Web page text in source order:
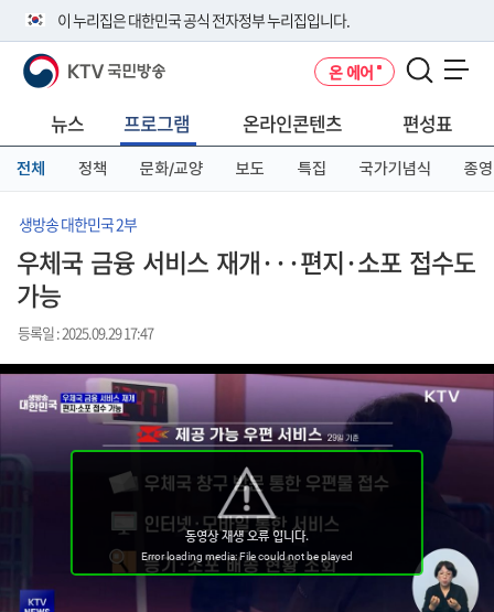
이 누리집은 대한민국 공식 전자정부 누리집입니다.
공식 누리집 주소 확인하기
니다.
이밖에 or.kr 또는 .kr등 다른 도메인 주소를 사용하고 있다면 아래 URL에
서 도메인 주소를 확인해 보세요
KTV 국민방송 온 에어
뉴스 프로그램 온라인콘텐츠 편성표
전체 정책 문화/교양 보도 특집 국가기념식 종영
생방송 대한민국 2부
우체국 금융 서비스 재개···편지·소포 접수도
가능
등록일 : 2025.09.29 17:47